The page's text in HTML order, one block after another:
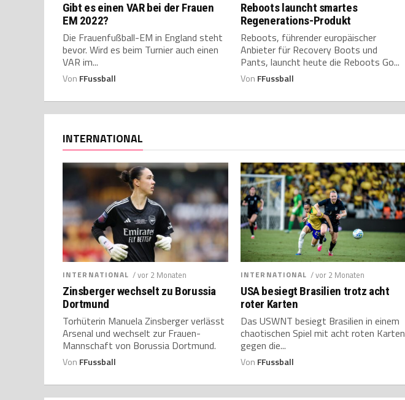
Gibt es einen VAR bei der Frauen
EM 2022?
Die Frauenfußball-EM in England steht
bevor. Wird es beim Turnier auch einen
VAR im...
Von FFussball
Reboots launcht smartes
Regenerations-Produkt
Reboots, führender europäischer
Anbieter für Recovery Boots und
Pants, launcht heute die Reboots Go...
Von FFussball
INTERNATIONAL
INTERNATIONAL / vor 2 Monaten
Zinsberger wechselt zu Borussia
Dortmund
Torhüterin Manuela Zinsberger verlässt
Arsenal und wechselt zur Frauen-
Mannschaft von Borussia Dortmund.
Von FFussball
INTERNATIONAL / vor 2 Monaten
USA besiegt Brasilien trotz acht
roter Karten
Das USWNT besiegt Brasilien in einem
chaotischen Spiel mit acht roten Karten
gegen die...
Von FFussball